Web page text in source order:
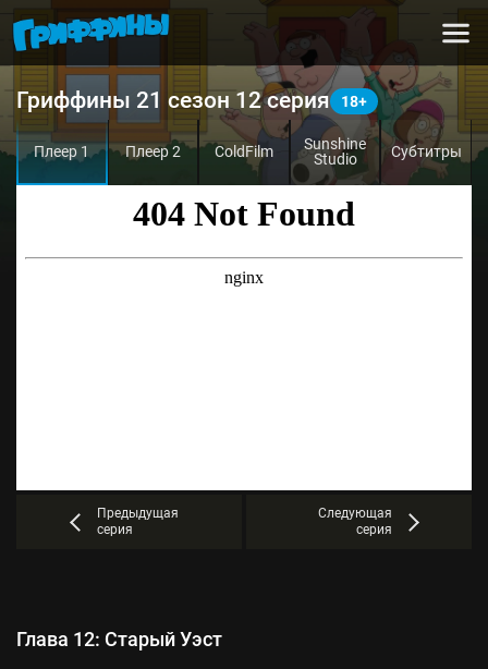
Гриффины 21 сезон 12 серия
Плеер 1 Плеер 2 ColdFilm
Sunshine
Studio
Субтитры
Предыдущая
серия
Следующая
серия
Глава 12: Старый Уэст